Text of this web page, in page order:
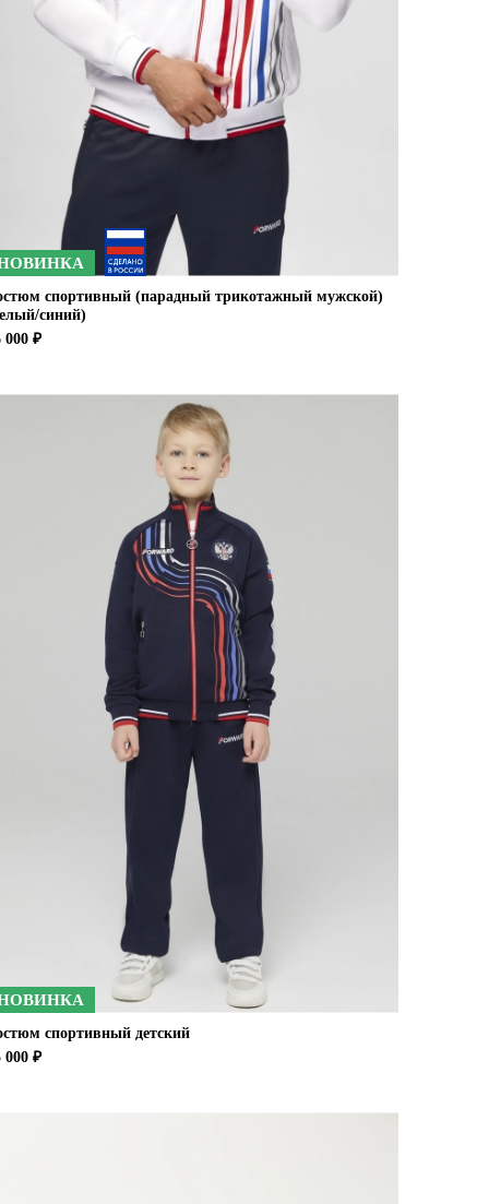
спортивный (парадный трикотажный мужской)
синий)
000 ₽
спортивный детский
000 ₽